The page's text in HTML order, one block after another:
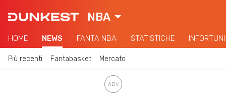
NBA
HOME NEWS FANTA NBA STATISTICHE INFORTUNI
Più recenti Fantabasket Mercato